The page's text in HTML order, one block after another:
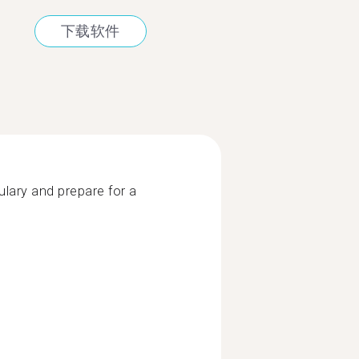
下载软件
and prepare for a